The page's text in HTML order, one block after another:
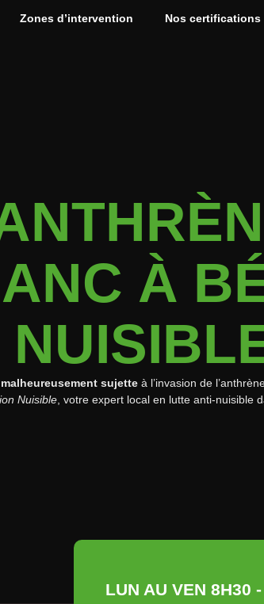
Zones d’intervention Nos certifications
À
malheureusement sujette à l’invasion de
Nuisible , votre expert local en lutte anti-
LUN AU VEN 8H30